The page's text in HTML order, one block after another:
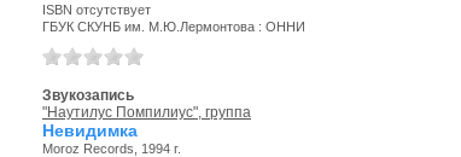
ISBN отсутствует
ГБУК СКУНБ им. М.Ю.Лермонтова : ОННИ
Звукозапись
"Наутилус Помпилиус", группа
Невидимка
Moroz Records, 1994 г.